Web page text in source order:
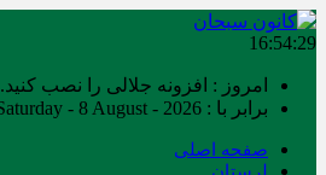
16:54:29
امروز : افزونه جلالی را نصب کنید.
برابر با : Saturday - 8 August - 2026
صفحه اصلی